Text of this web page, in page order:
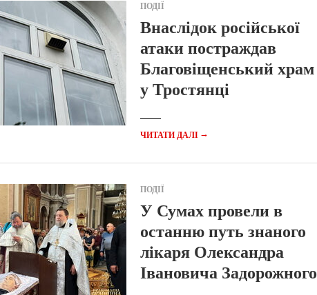
ПОДІЇ
Внаслідок російської
атаки постраждав
Благовіщенський храм
у Тростянці
ЧИТАТИ ДАЛІ →
ПОДІЇ
У Сумах провели в
останню путь знаного
лікаря Олександра
Івановича Задорожного